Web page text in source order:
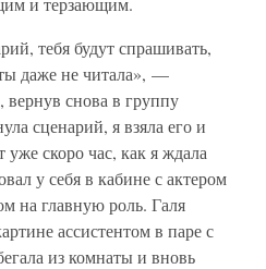
тебя будут спрашивать,
даже не читала», —
снова в группу
сценарий, я взяла его и
уже скоро час, как я ждала
у себя в кабине с актером
на главную роль. Галя
ассистентом в паре с
из комнаты и вновь